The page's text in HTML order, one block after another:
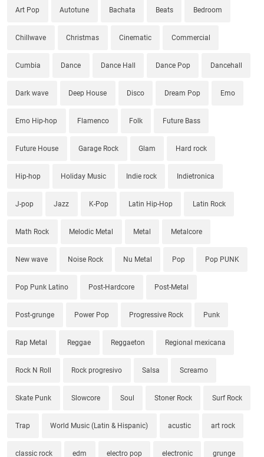
Art Pop Autotune Bachata Beats Bedroom
Chillwave Christmas Cinematic Commercial
Cumbia Dance Dance Hall Dance Pop Dancehall
Dark wave Deep House Disco Dream Pop Emo
Emo Hip-hop Flamenco Folk Future Bass
Future House Garage Rock Glam Hard rock
Hip-hop Holiday Music Indie rock Indietronica
J-pop Jazz K-Pop Latin Hip-Hop Latin Rock
Math Rock Melodic Metal Metal Metalcore
New wave Noise Rock Nu Metal Pop Pop PUNK
Pop Punk Latino Post-Hardcore Post-Metal
Post-grunge Power Pop Progressive Rock Punk
Rap Metal Reggae Reggaeton Regional mexicana
Rock N Roll Rock progresivo Salsa Screamo
Skate Punk Slowcore Soul Stoner Rock Surf Rock
Trap World Music (Latin & Hispanic) acustic art rock
classic rock edm electro pop electronic grunge